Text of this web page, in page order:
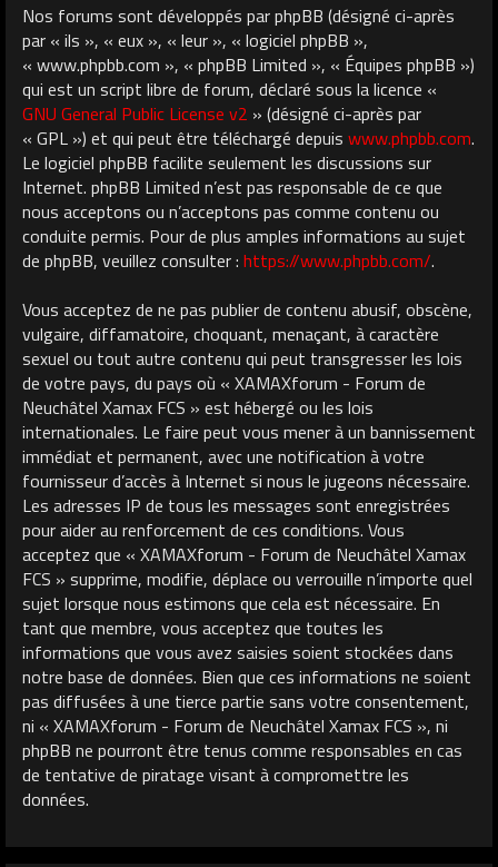
Nos forums sont développés par phpBB (désigné ci-après
par « ils », « eux », « leur », « logiciel phpBB »,
« www.phpbb.com », « phpBB Limited », « Équipes phpBB »)
qui est un script libre de forum, déclaré sous la licence «
GNU General Public License v2 » (désigné ci-après par
« GPL ») et qui peut être téléchargé depuis www.phpbb.com.
Le logiciel phpBB facilite seulement les discussions sur
Internet. phpBB Limited n’est pas responsable de ce que
nous acceptons ou n’acceptons pas comme contenu ou
conduite permis. Pour de plus amples informations au sujet
de phpBB, veuillez consulter : https://www.phpbb.com/.
Vous acceptez de ne pas publier de contenu abusif, obscène,
vulgaire, diffamatoire, choquant, menaçant, à caractère
sexuel ou tout autre contenu qui peut transgresser les lois
de votre pays, du pays où « XAMAXforum - Forum de
Neuchâtel Xamax FCS » est hébergé ou les lois
internationales. Le faire peut vous mener à un bannissement
immédiat et permanent, avec une notification à votre
fournisseur d’accès à Internet si nous le jugeons nécessaire.
Les adresses IP de tous les messages sont enregistrées
pour aider au renforcement de ces conditions. Vous
acceptez que « XAMAXforum - Forum de Neuchâtel Xamax
FCS » supprime, modifie, déplace ou verrouille n’importe quel
sujet lorsque nous estimons que cela est nécessaire. En
tant que membre, vous acceptez que toutes les
informations que vous avez saisies soient stockées dans
notre base de données. Bien que ces informations ne soient
pas diffusées à une tierce partie sans votre consentement,
ni « XAMAXforum - Forum de Neuchâtel Xamax FCS », ni
phpBB ne pourront être tenus comme responsables en cas
de tentative de piratage visant à compromettre les
données.